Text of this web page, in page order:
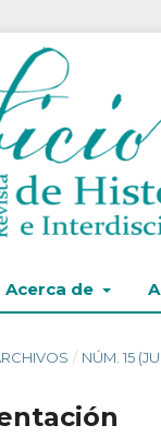
Acerca de
/ NÚM. 15